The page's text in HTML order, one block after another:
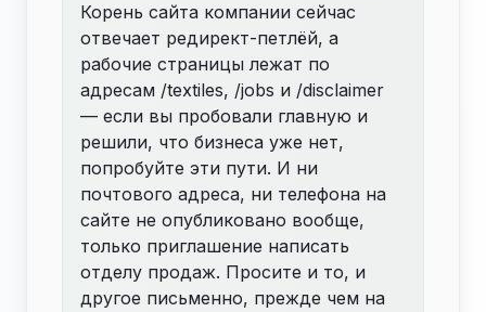
Корень сайта компании сейчас
отвечает редирект-петлёй, а
рабочие страницы лежат по
адресам /textiles, /jobs и /disclaimer
— если вы пробовали главную и
решили, что бизнеса уже нет,
попробуйте эти пути. И ни
почтового адреса, ни телефона на
сайте не опубликовано вообще,
только приглашение написать
отделу продаж. Просите и то, и
другое письменно, прежде чем на